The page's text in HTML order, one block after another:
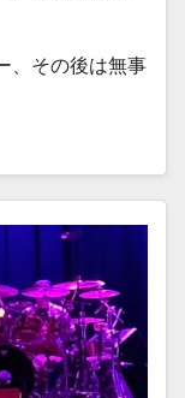
、その後は無事